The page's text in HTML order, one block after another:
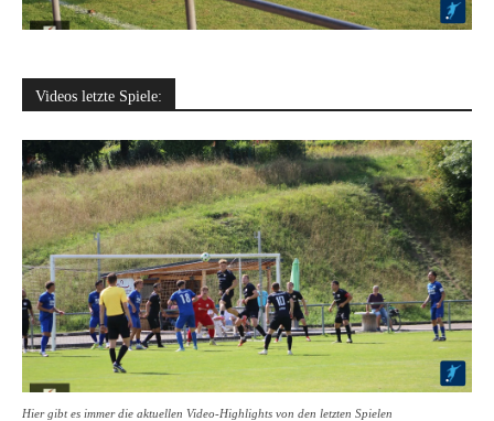
Videos letzte Spiele:
Hier gibt es immer die aktuellen Video-Highlights von den letzten Spielen